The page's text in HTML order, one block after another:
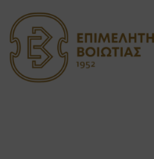
ΤΟ
ΕΠΙΜΕΛΗΤΗΡΙΟ